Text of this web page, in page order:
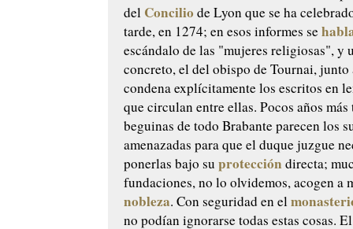
del Concilio de Lyon que se ha
tarde, en 1274; en esos informes se
escándalo de las "mujeres religiosas", y
concreto, el del obispo de Tournai, junto
condena explícitamente los escritos en
que circulan entre ellas. Pocos años más
beguinas de todo Brabante parecen los
amenazadas para que el duque juzgue
ponerlas bajo suprotección directa;
fundaciones, no lo olvidemos, acogen a
nobleza. Con seguridad en el
no podían ignorarse todas estas cosas.